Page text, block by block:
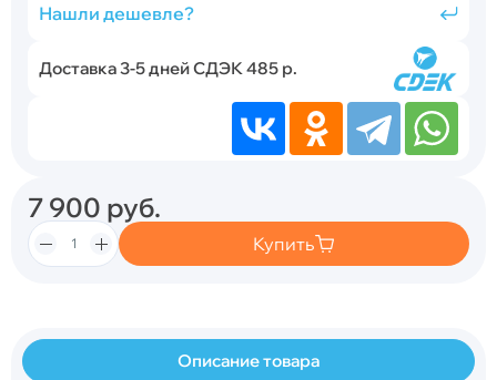
Нашли дешевле?
Доставка 3-5 дней СДЭК 485 р.
7 900 руб.
Купить
Описание товара